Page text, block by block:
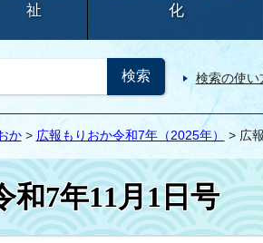
祉
化
検索の使い
か> 広報もりおか令和7年（2025年） > 広
和7年11月1日号